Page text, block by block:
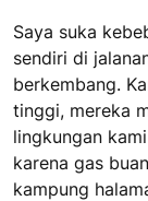
Saya suka
sendiri di
berkembang.
tinggi, mereka
lingkungan
karena gas
kampung